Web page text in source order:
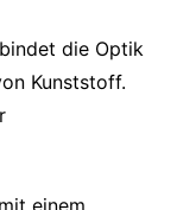
die Optik
Kunststoff.